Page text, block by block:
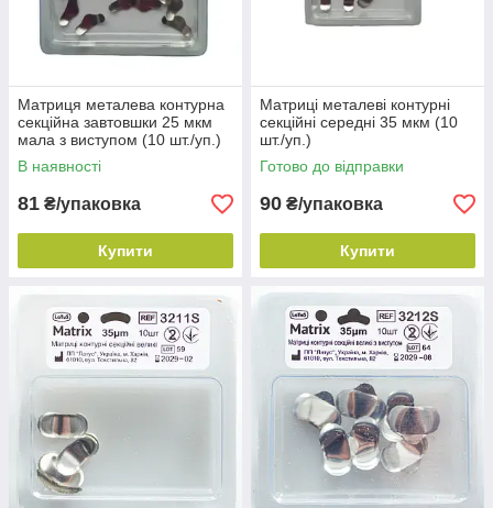
Матриця металева контурна
секційна завтовшки 25 мкм
мала з виступом (10 шт./уп.)
В наявності
81 ₴/упаковка
Купити
Матриці металеві контурні
секційні середні 35 мкм (10
шт./уп.)
Готово до відправки
90 ₴/упаковка
Купити